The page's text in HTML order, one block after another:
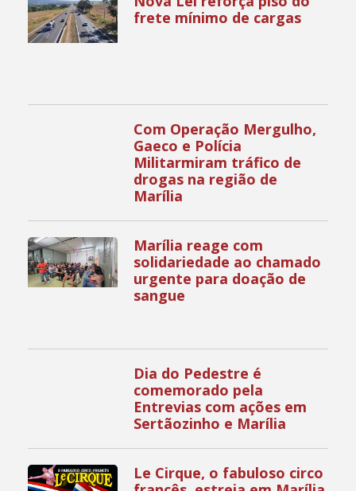
frete mínimo de cargas
Com Operação Mergulho,
Gaeco e Polícia
Militarmiram tráfico de
drogas na região de
Marília
Marília reage com
solidariedade ao chamado
urgente para doação de
sangue
Dia do Pedestre é
comemorado pela
Entrevias com ações em
Sertãozinho e Marília
Le Cirque, o fabuloso circo